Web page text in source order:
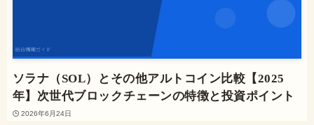
ソラナ（SOL）とその他アルトコイン比較【2025
年】次世代ブロックチェーンの特徴と投資ポイント
2026年6月24日